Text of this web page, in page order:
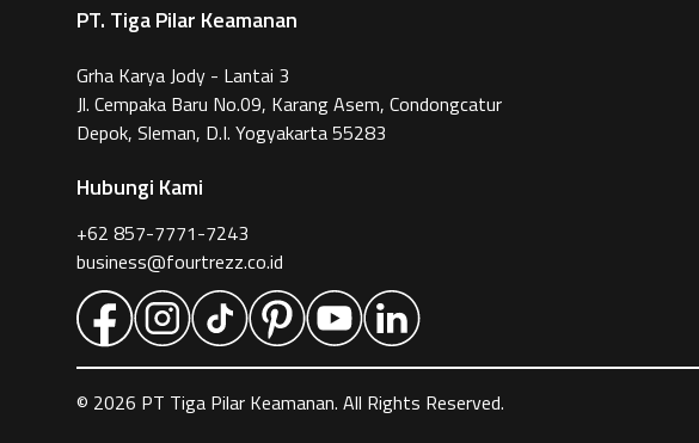
PT. Tiga Pilar Keamanan
Grha Karya Jody - Lantai 3
Jl. Cempaka Baru No.09, Karang Asem, Condongcatur
Depok, Sleman, D.I. Yogyakarta 55283
Hubungi Kami
+62 857-7771-7243
business@fourtrezz.co.id
© 2026 PT Tiga Pilar Keamanan. All Rights Reserved.